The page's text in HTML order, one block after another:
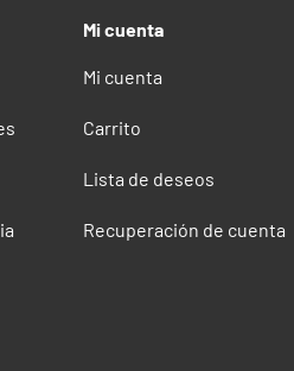
Mi cuenta
Mi cuenta
Carrito
Lista de deseos
Recuperación de cuenta